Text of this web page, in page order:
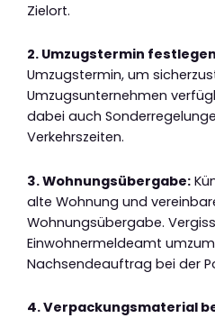
Zielort.
2. Umzugstermin
Umzugstermin, um
Umzugsunternehmen
dabei auch
Verkehrszeiten.
3. Wohnungsübergabe:
alte Wohnung und
Wohnungsübergabe.
Einwohnermeldeamt
Nachsendeauftrag bei der
4. Verpackungsmaterial